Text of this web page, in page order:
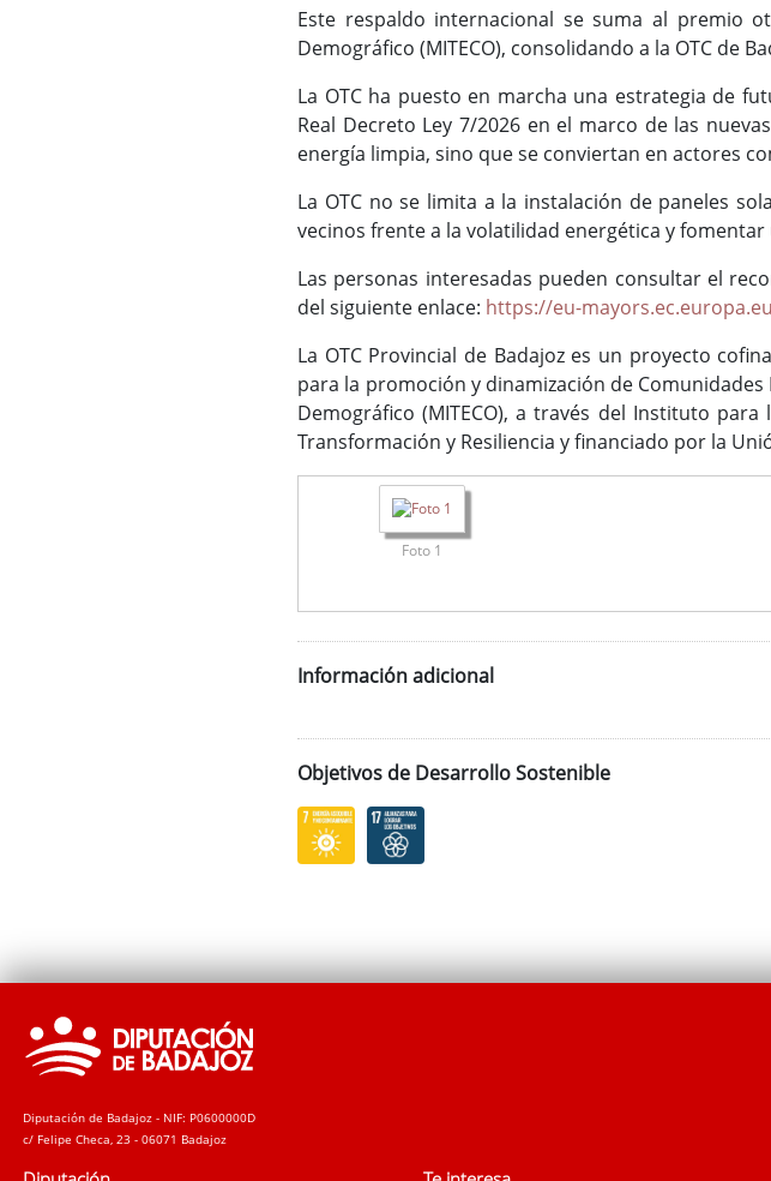
Este respaldo internacional se suma al premio
Demográfico (MITECO), consolidando a la OTC de
La OTC ha puesto en marcha una estrategia de
Real Decreto Ley 7/2026 en el marco de las
energía limpia, sino que se conviertan en actores
La OTC no se limita a la instalación de paneles
vecinos frente a la volatilidad energética y
Las personas interesadas pueden consultar el
del siguiente enlace: https://eu-
La OTC Provincial de Badajoz es un proyecto
para la promoción y dinamización de Comunidades
Demográfico (MITECO), a través del Instituto
Transformación y Resiliencia y financiado por la
Foto 1
Información adicional
Objetivos de Desarrollo Sostenible
Diputación de Badajoz - NIF: P0600000D
c/ Felipe Checa, 23 - 06071 Badajoz